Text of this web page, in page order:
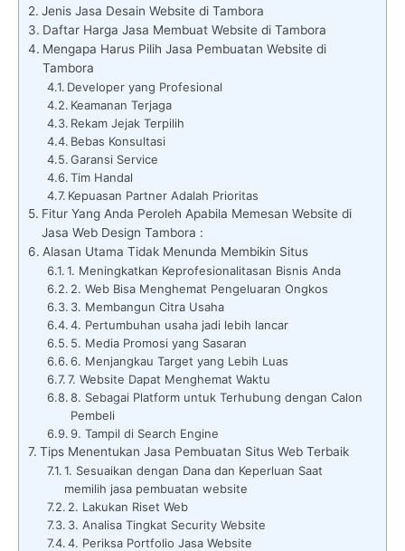
Jenis Jasa Desain Website di Tambora
Daftar Harga Jasa Membuat Website di Tambora
Mengapa Harus Pilih Jasa Pembuatan Website di
Tambora
Developer yang Profesional
Keamanan Terjaga
Rekam Jejak Terpilih
Bebas Konsultasi
Garansi Service
Tim Handal
Kepuasan Partner Adalah Prioritas
Fitur Yang Anda Peroleh Apabila Memesan Website di
Jasa Web Design Tambora :
Alasan Utama Tidak Menunda Membikin Situs
1. Meningkatkan Keprofesionalitasan Bisnis Anda
2. Web Bisa Menghemat Pengeluaran Ongkos
3. Membangun Citra Usaha
4. Pertumbuhan usaha jadi lebih lancar
5. Media Promosi yang Sasaran
6. Menjangkau Target yang Lebih Luas
7. Website Dapat Menghemat Waktu
8. Sebagai Platform untuk Terhubung dengan Calon
Pembeli
9. Tampil di Search Engine
Tips Menentukan Jasa Pembuatan Situs Web Terbaik
1. Sesuaikan dengan Dana dan Keperluan Saat
memilih jasa pembuatan website
2. Lakukan Riset Web
3. Analisa Tingkat Security Website
4. Periksa Portfolio Jasa Website